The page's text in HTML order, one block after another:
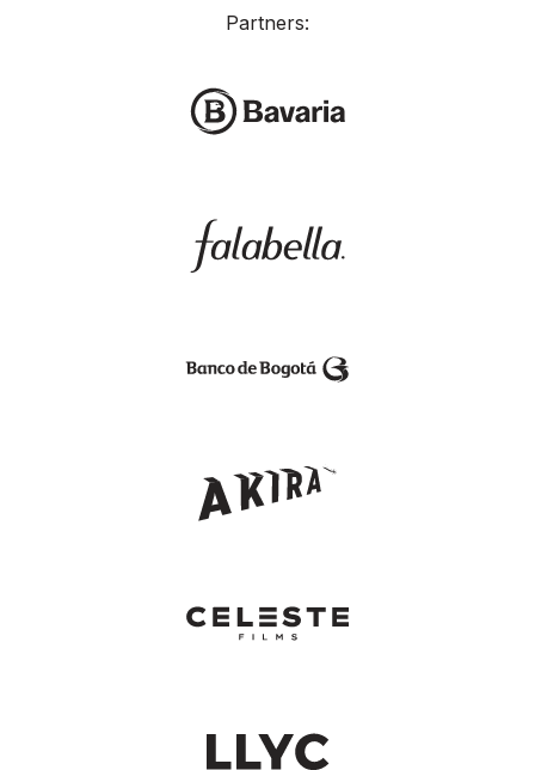
Partners: